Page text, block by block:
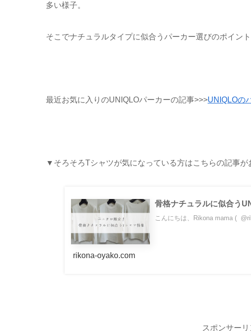
多い様子。
そこでナチュラルタイプに似合うパーカー選びのポイン
最近お気に入りのUNIQLOパーカーの記事>>>UNIQLOの
▼そろそろTシャツが気になっている方はこちらの記事が
骨格ナチュラルに似合う
こんにちは、Rikona mama (
rikona-oyako.com
スポンサーリ